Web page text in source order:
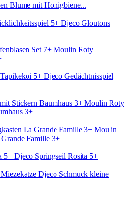
Blume mit Honigbiene...
Djeco Gloutons
Moulin Roty
Djeco Gedächtnisspiel
Moulin Roty
3+
Moulin
Famille 3+
Djeco Springseil Rosita 5+
Djeco Schmuck kleine